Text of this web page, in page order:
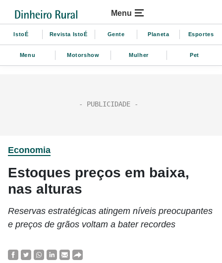
Menu
IstoÉ Revista IstoÉ Gente Planeta Esportes
Menu Motorshow Mulher Pet
Economia
Estoques preços em baixa,
nas alturas
Reservas estratégicas atingem níveis preocupantes
e preços de grãos voltam a bater recordes